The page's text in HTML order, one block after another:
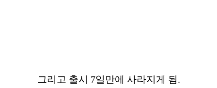
그리고 출시 7일만에 사라지게 됨.